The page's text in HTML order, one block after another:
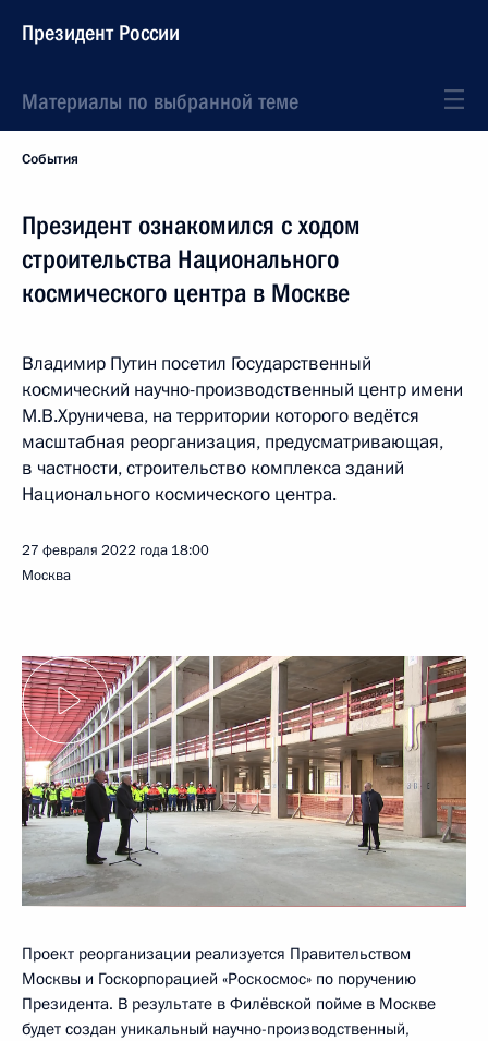
Президент России
Материалы по выбранной теме
События
Президент ознакомился с ходом
строительства Национального
космического центра в Москве
Владимир Путин посетил Государственный
космический научно-производственный центр имени
М.В.Хруничева, на территории которого ведётся
масштабная реорганизация, предусматривающая,
в частности, строительство комплекса зданий
Национального космического центра.
27 февраля 2022 года 18:00
Москва
Проект реорганизации реализуется Правительством
Москвы и Госкорпорацией «Роскосмос» по поручению
Президента. В результате в Филёвской пойме в Москве
будет создан уникальный научно-производственный,